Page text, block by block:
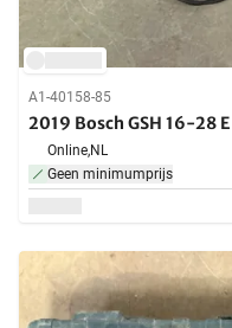
A1-40158-85
2019 Bosch GSH 16-28
Online,NL
Geen minimumprijs